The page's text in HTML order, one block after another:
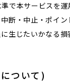
で本サービスを
断・中止・ポイ
生じたいかなる
ついて)